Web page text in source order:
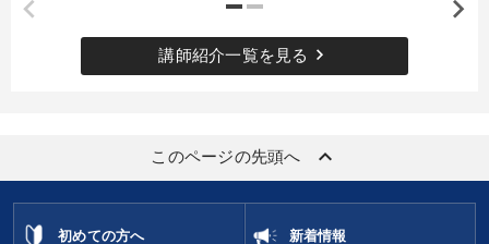
ブランディング 賃金制度
local_offer タグから探す refresh 更新する
すべての音声・動画（全2076タイトル）からお探しいただけます
講師紹介一覧を見る keyboard_arrow_right
このページの先頭へ keyboard_arrow_up
初めての方へ 新着情報